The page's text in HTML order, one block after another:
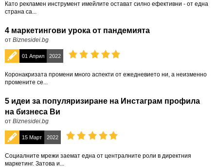
Като рекламен инструмент имейлите остават силно ефективни - от една
страна са...
4 маркетингови урока от пандемията
от Biznesidei.bg
01 Април 2022
Коронакризата промени много аспекти от ежедневието ни, а неизменно
промените се...
5 идеи за популяризиране на Инстаграм профила
на бизнеса Ви
от Biznesidei.bg
15 Март 2022
Социалните мрежи заемат една от централните роли в директния
маркетинг. Затова и...